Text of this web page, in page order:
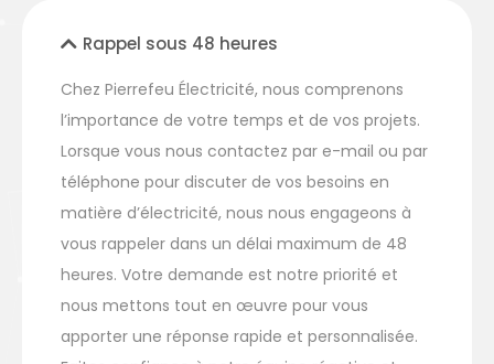
Rappel sous 48 heures
Chez Pierrefeu Électricité, nous comprenons
l’importance de votre temps et de vos projets.
Lorsque vous nous contactez par e-mail ou par
téléphone pour discuter de vos besoins en
matière d’électricité, nous nous engageons à
vous rappeler dans un délai maximum de 48
heures. Votre demande est notre priorité et
nous mettons tout en œuvre pour vous